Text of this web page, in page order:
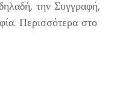
την Συγγραφή,
Περισσότερα στο